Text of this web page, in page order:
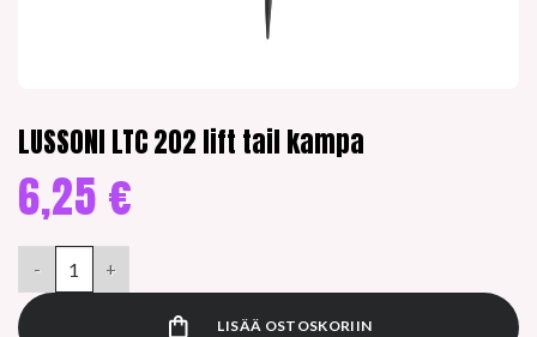
LUSSONI LTC 202 lift tail kampa
6,25 €
LISÄÄ OSTOSKORIIN